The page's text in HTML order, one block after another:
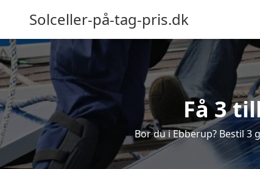
Solceller-på-tag-pris.dk
Få 3
Bor du i Ebberup? Bestil